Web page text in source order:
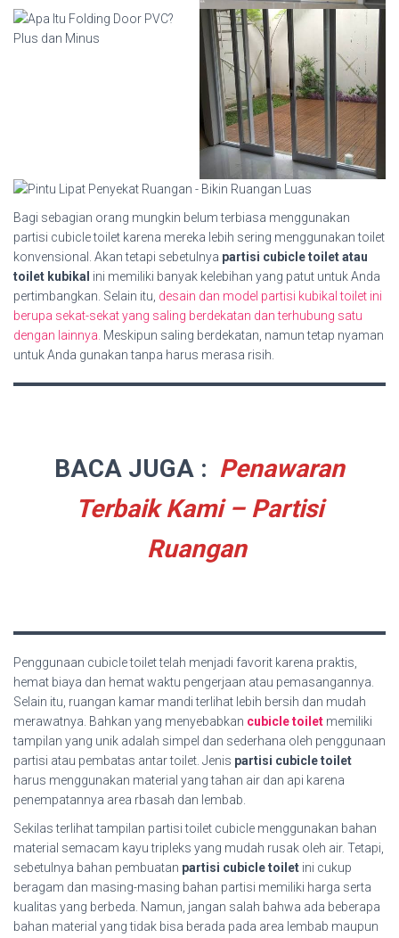
Bagi sebagian orang mungkin belum terbiasa menggunakan
partisi cubicle toilet karena mereka lebih sering menggunakan toilet
konvensional. Akan tetapi sebetulnya partisi cubicle toilet atau
toilet kubikal ini memiliki banyak kelebihan yang patut untuk Anda
pertimbangkan. Selain itu, desain dan model partisi kubikal toilet ini
berupa sekat-sekat yang saling berdekatan dan terhubung satu
dengan lainnya. Meskipun saling berdekatan, namun tetap nyaman
untuk Anda gunakan tanpa harus merasa risih.
BACA JUGA : Penawaran
Terbaik Kami – Partisi
Ruangan
Penggunaan cubicle toilet telah menjadi favorit karena praktis,
hemat biaya dan hemat waktu pengerjaan atau pemasangannya.
Selain itu, ruangan kamar mandi terlihat lebih bersih dan mudah
merawatnya. Bahkan yang menyebabkan cubicle toilet memiliki
tampilan yang unik adalah simpel dan sederhana oleh penggunaan
partisi atau pembatas antar toilet. Jenis partisi cubicle toilet
harus menggunakan material yang tahan air dan api karena
penempatannya area rbasah dan lembab.
Sekilas terlihat tampilan partisi toilet cubicle menggunakan bahan
material semacam kayu tripleks yang mudah rusak oleh air. Tetapi,
sebetulnya bahan pembuatan partisi cubicle toilet ini cukup
beragam dan masing-masing bahan partisi memiliki harga serta
kualitas yang berbeda. Namun, jangan salah bahwa ada beberapa
bahan material yang tidak bisa berada pada area lembab maupun